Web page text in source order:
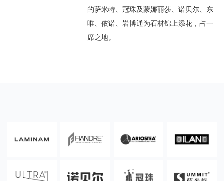
的萨米特、冠珠及蒙娜丽莎、诺贝尔、东
唯、依诺、岩博通为石材锦上添花，占一
席之地。